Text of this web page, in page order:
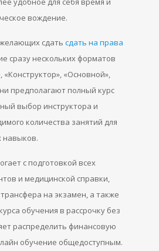
вождение.
сдать сдать на права
сразу нескольких форматов
«Конструктор», «Основной»,
предполагают полный курс
выбор инструктора и
количества занятий для
навыков.
с подготовкой всех
и медицинской справки,
трансфера на экзамен, а также
обучения в рассрочку без
распределить финансовую
обучение общедоступным.